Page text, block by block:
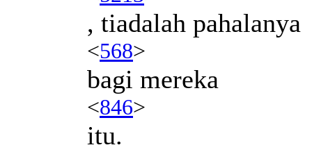
, tiadalah pahalanya
<568>
bagi mereka
<846>
itu.